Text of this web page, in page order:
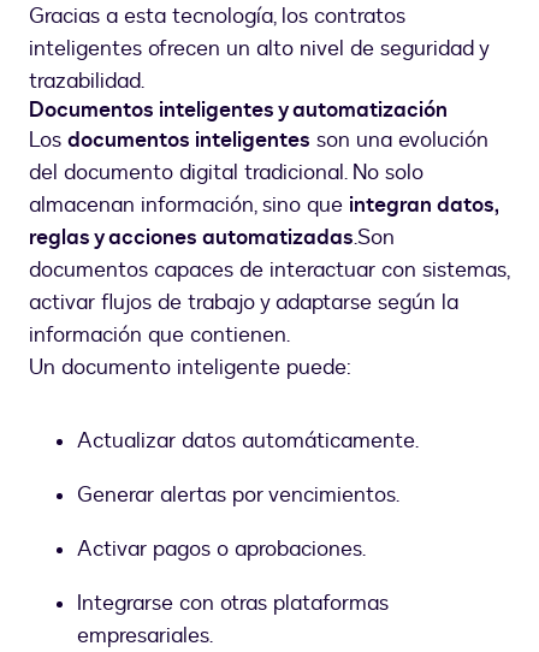
Gracias a esta tecnología, los contratos
inteligentes ofrecen un alto nivel de seguridad y
trazabilidad.
Documentos inteligentes y automatización
Los documentos inteligentes son una evolución
del documento digital tradicional. No solo
almacenan información, sino que integran datos,
reglas y acciones automatizadas.Son
documentos capaces de interactuar con sistemas,
activar flujos de trabajo y adaptarse según la
información que contienen.
Un documento inteligente puede:
Actualizar datos automáticamente.
Generar alertas por vencimientos.
Activar pagos o aprobaciones.
Integrarse con otras plataformas
empresariales.